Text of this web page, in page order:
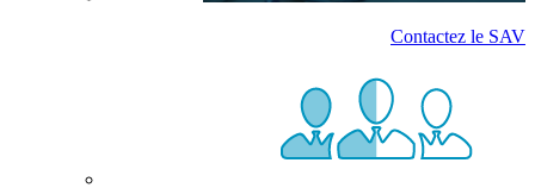
Contactez le SAV